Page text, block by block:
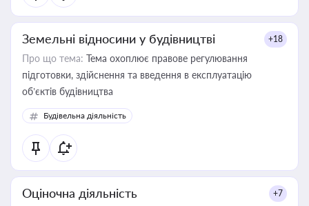
Земельні відносини у будівництві +18
Про що тема: Тема охоплює правове регулювання
підготовки, здійснення та введення в експлуатацію
об’єктів будівництва
Будівельна діяльність
Оціночна діяльність +7